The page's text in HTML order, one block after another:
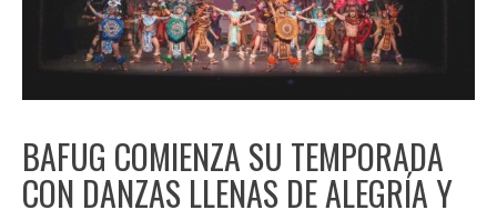
BAFUG COMIENZA SU TEMPORADA
CON DANZAS LLENAS DE ALEGRÍA Y